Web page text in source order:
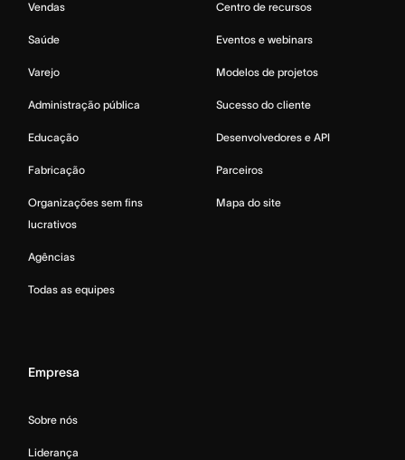
Vendas
Saúde
Varejo
Administração pública
Educação
Fabricação
Organizações sem fins
lucrativos
Agências
Todas as equipes
Centro de recursos
Eventos e webinars
Modelos de projetos
Sucesso do cliente
Desenvolvedores e API
Parceiros
Mapa do site
Empresa
Sobre nós
Liderança